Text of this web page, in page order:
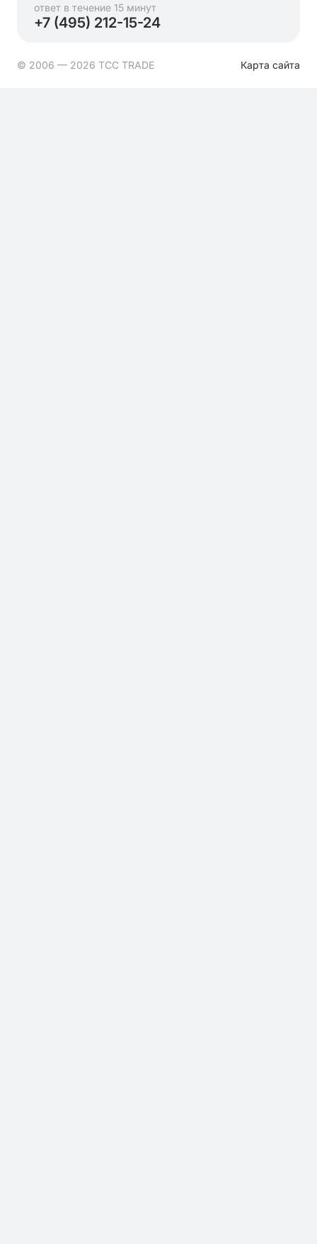
ответ в течение 15 минут
+7 (495) 212-15-24
© 2006 — 2026 ТСС TRADE Карта сайта